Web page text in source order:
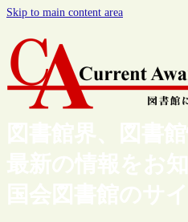
Skip to main content area
図書館界、図書
最新の情報をお
国会図書館のサ